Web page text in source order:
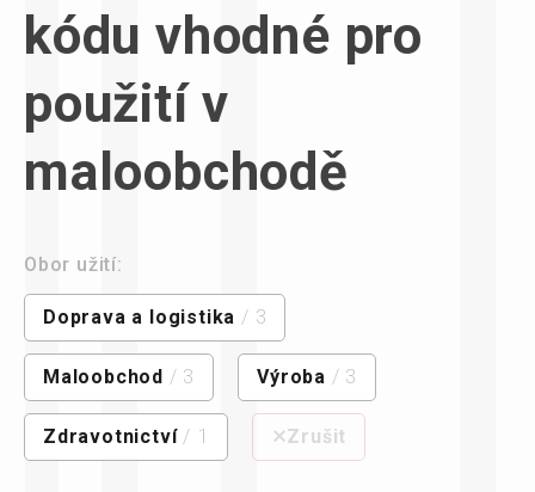
kódu vhodné pro
použití v
maloobchodě
Obor užití:
Doprava a logistika / 3
Maloobchod / 3 Výroba / 3
Zdravotnictví/ 1 ⨯Zrušit